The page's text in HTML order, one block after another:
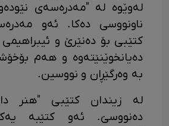
له‌وێوه‌ له‌ "مه‌دره‌سه‌ی
ناونووسی ده‌کا. ئه‌و
کتێبی بۆ ده‌نێرێ و
ده‌یانخوێنێته‌وه‌ و هه‌م
به‌ وه‌رگێڕان و نووسین.
له‌ زیندان کتێبی "هنر
ده‌نووسێ. ئەو کتێبە